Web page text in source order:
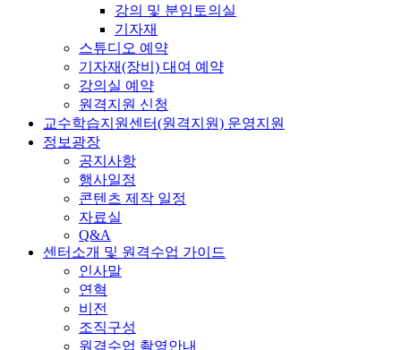
강의 및 분임토의실
기자재
스튜디오 예약
기자재(장비) 대여 예약
강의실 예약
원격지원 신청
교수학습지원센터(원격지원) 운영지원
정보광장
공지사항
행사일정
콘텐츠 제작 일정
자료실
Q&A
센터소개 및 원격수업 가이드
인사말
연혁
비전
조직구성
원격수업 촬영안내